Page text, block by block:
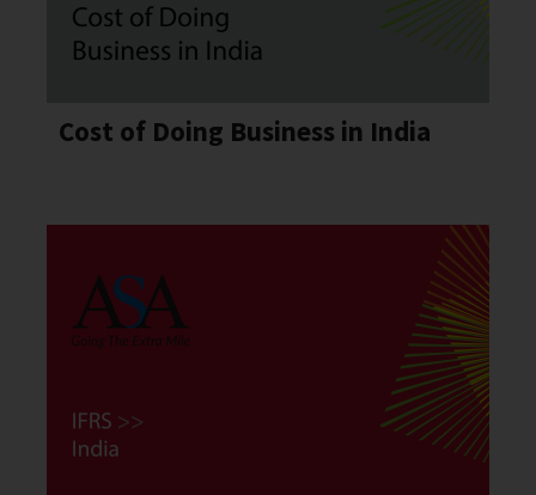
Cost of Doing Business in India